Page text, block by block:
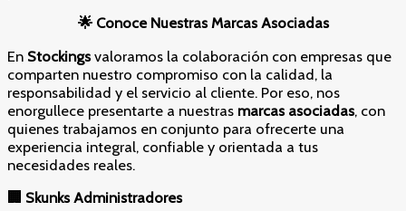
🌟 Conoce Nuestras Marcas Asociadas
En Stockingsvaloramos la colaboración con empresas que
comparten nuestro compromiso con la calidad, la
responsabilidad y el servicio al cliente. Por eso, nos
enorgullece presentarte a nuestras marcas asociadas, con
quienes trabajamos en conjunto para ofrecerte una
experiencia integral, confiable y orientada a tus
necesidades reales.
🏢 Skunks Administradores